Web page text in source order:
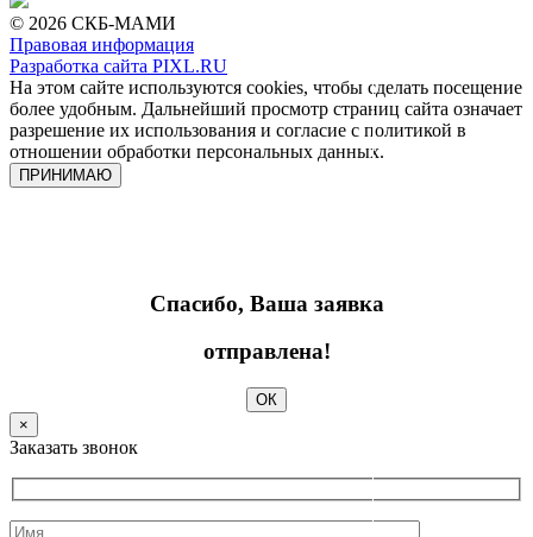
© 2026 СКБ-МАМИ
Правовая информация
Разработка сайта PIXL.RU
На этом сайте используются cookies, чтобы сделать посещение
более удобным. Дальнейший просмотр страниц сайта означает
разрешение их использования и согласие с политикой в
отношении обработки персональных данных.
ПРИНИМАЮ
Спасибо, Ваша заявка
отправлена!
ОК
×
Заказать звонок